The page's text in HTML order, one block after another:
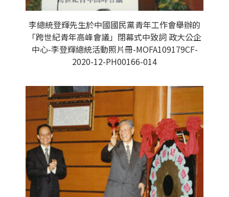
李總統登輝先生於中國國民黨青年工作會舉辦的
「跨世紀青年高峰會議」閉幕式中致詞 政大公企
中心-李登輝總統活動照片冊-MOFA109179CF-
2020-12-PH00166-014